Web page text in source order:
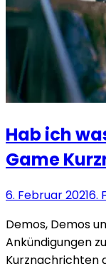
Hab ich
Game
6. Februar 20216.
Demos, Demos
Ankündigungen
Kurznachrichten